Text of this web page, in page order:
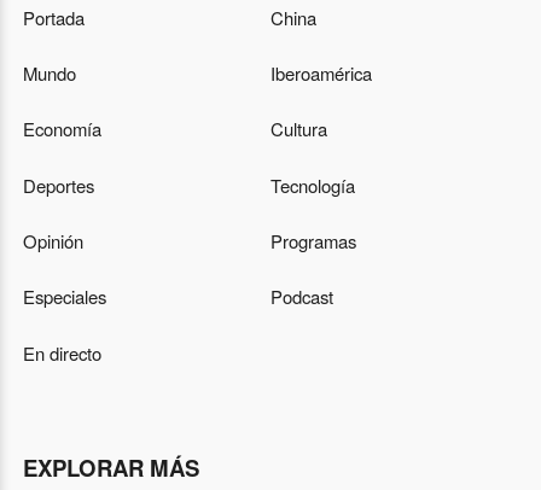
Portada China
Mundo Iberoamérica
Economía Cultura
Deportes Tecnología
Opinión Programas
Especiales Podcast
En directo
EXPLORAR MÁS